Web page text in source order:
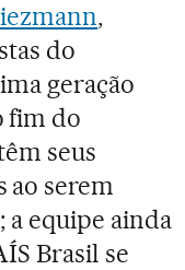
,
do
geração
fim do
seus
ao serem
a equipe ainda
Brasil se